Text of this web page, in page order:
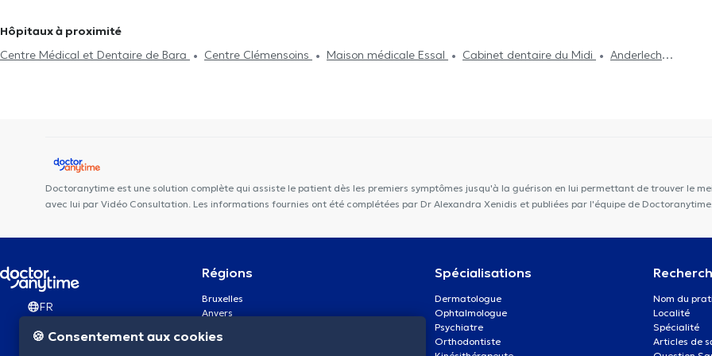
Hôpitaux à proximité
Centre Médical et Dentaire de Bara
Centre Clémensoins Maison médicale Essal Cabinet dentaire du Midi
Anderlecht
Doctoranytime est une solution complète qui assiste le patient dès les premiers symptômes jusqu'à la guérison en lui permettant de trouver le
avec lui par Vidéo Consultation. Les informations fournies ont été complétées par Dr Alexandra Xenidis et publiées par l'équipe de
FR
Régions
Bruxelles
Anvers
Charleroi
Spécialisations
Dermatologue
Ophtalmologue
Psychiatre
Orthodontiste
Nom du
Localité
Spécialité
Articles de
🍪 Consentement aux cookies